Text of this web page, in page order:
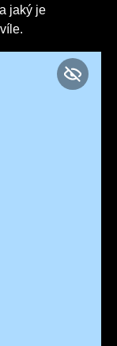
jaký je